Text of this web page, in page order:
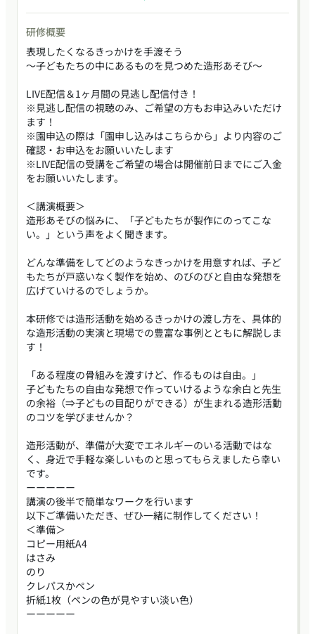
研修概要
表現したくなるきっかけを手渡そう
〜子どもたちの中にあるものを見つめた造形あそび〜
LIVE配信＆1ヶ月間の見逃し配信付き！
※見逃し配信の視聴のみ、ご希望の方もお申込みいただけ
ます！
※園申込の際は「園申し込みはこちらから」より内容のご
確認・お申込をお願いいたします
※LIVE配信の受講をご希望の場合は開催前日までにご入金
をお願いいたします。
＜講演概要＞
造形あそびの悩みに、「子どもたちが製作にのってこな
い。」という声をよく聞きます。
どんな準備をしてどのようなきっかけを用意すれば、子ど
もたちが戸惑いなく製作を始め、のびのびと自由な発想を
広げていけるのでしょうか。
本研修では造形活動を始めるきっかけの渡し方を、具体的
な造形活動の実演と現場での豊富な事例とともに解説しま
す！
「ある程度の骨組みを渡すけど、作るものは自由。」
子どもたちの自由な発想で作っていけるような余白と先生
の余裕（⇒子どもの目配りができる）が生まれる造形活動
のコツを学びませんか？
造形活動が、準備が大変でエネルギーのいる活動ではな
く、身近で手軽な楽しいものと思ってもらえましたら幸い
です。
ーーーーー
講演の後半で簡単なワークを行います
以下ご準備いただき、ぜひ一緒に制作してください！
＜準備＞
コピー用紙A4
はさみ
のり
クレパスかペン
折紙1枚（ペンの色が見やすい淡い色）
ーーーーー